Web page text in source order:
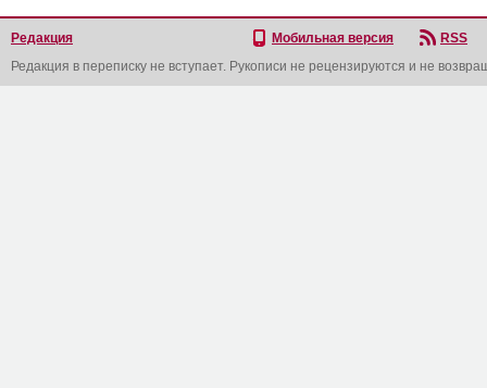
Редакция Мобильная версия
RSS
Редакция в переписку не вступает. Рукописи не рецензируются и не